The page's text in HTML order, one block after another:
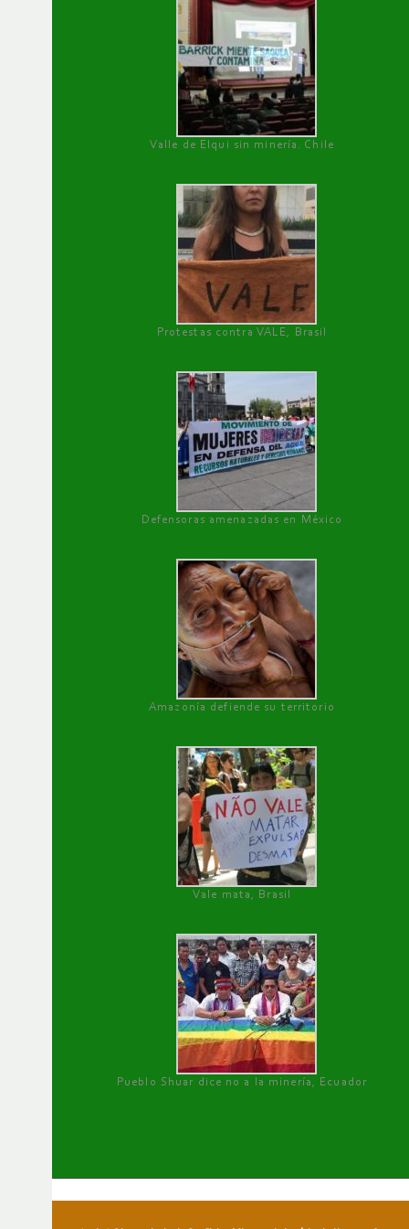
Valle de Elqui sin minería. Chile
Protestas contra VALE, Brasil
Defensoras amenazadas en México
Amazonía defiende su territorio
Vale mata, Brasil
Pueblo Shuar dice no a la minería, Ecuador